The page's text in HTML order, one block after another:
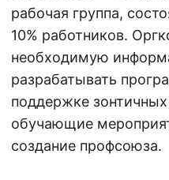
рабочая группа,
10% работников.
необходимую
разрабатывать
поддержке
обучающие
создание профсоюза.